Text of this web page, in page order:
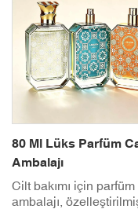
çıkıyor.✓ Lüks
Dokunuşlu Kadife
✓ Tam
Özelleştirme(OEM/
Kesinlikİnce Sis
Pompası ✓ Logo
Markalaşma ✓ Modern
Dönüştürülebilir
80 Ml Lüks Parfüm
Ambalajı
Cilt bakımı için
ambalajı,